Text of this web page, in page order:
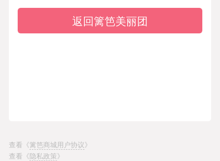
返回篱笆美丽团
查看 《篱笆商城用户协议》
查看 《隐私政策》